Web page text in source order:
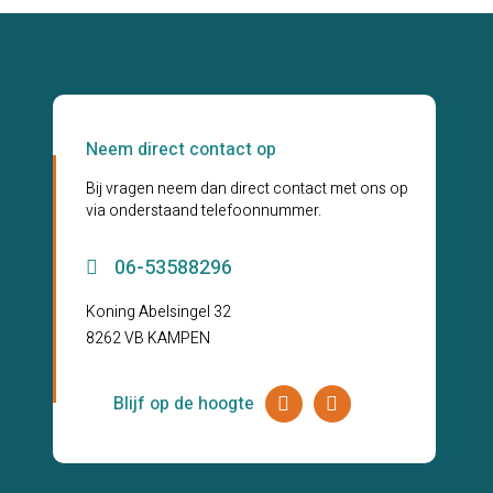
PF
(100)
Neem direct contact op
Bij vragen neem dan direct contact met ons op
via onderstaand telefoonnummer.
06-53588296
Koning Abelsingel 32
8262 VB KAMPEN
Blijf op de hoogte